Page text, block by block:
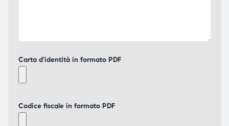
Carta d'identità in formato PDF
Codice fiscale in formato PDF